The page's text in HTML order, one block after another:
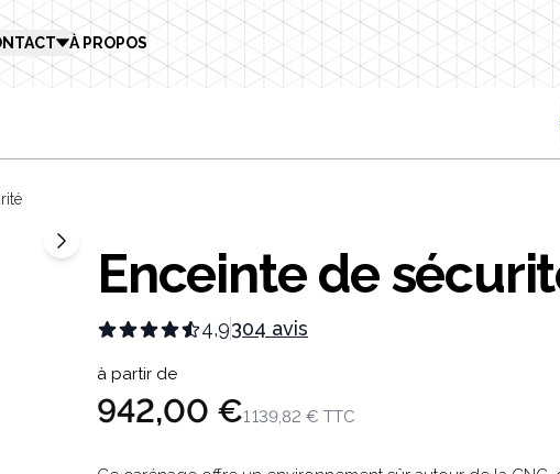
À PROPOS
Enceinte de
4,9304 avis
Product information
à partir de
942,00 €1 139,82 € TTC